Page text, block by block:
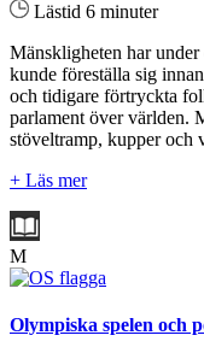
Lästid 6 minuter
Mänskligheten har under
kunde föreställa sig
och tidigare förtryckta
parlament över världen.
stöveltramp, kupper och
+ Läs mer
M
Olympiska spelen och